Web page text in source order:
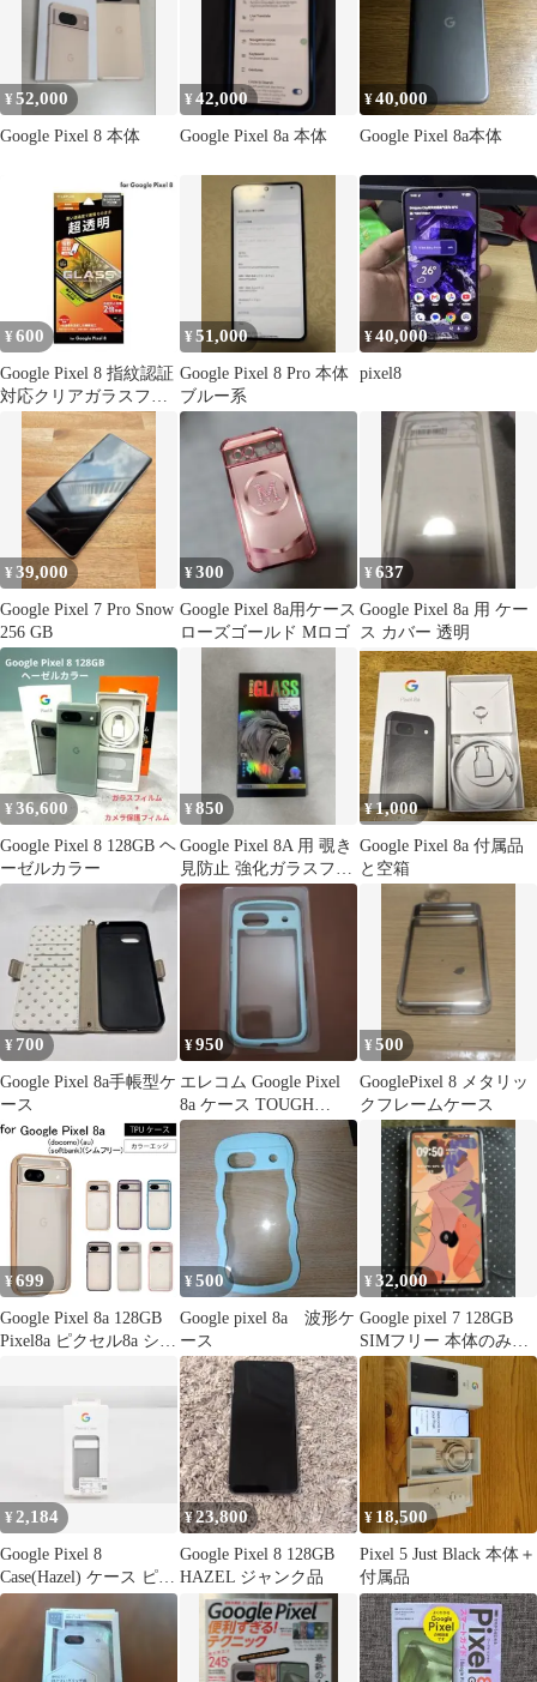
¥52,000
Google Pixel 8 本体
¥42,000
Google Pixel 8a 本体
¥40,000
Google Pixel 8a本体
¥ 600
Google Pixel 8 指紋認証
対応クリアガラスフィ
ルム・黒フレーム付き
¥51,000
Google Pixel 8 Pro 本体
ブルー系
¥40,000
pixel8
¥39,000
Google Pixel 7 Pro Snow
256 GB
¥300
Google Pixel 8a用ケース
ローズゴールド Mロゴ
¥637
Google Pixel 8a 用 ケー
ス カバー 透明
¥36,600
Google Pixel 8 128GB ヘ
ーゼルカラー
¥850
Google Pixel 8A 用 覗き
見防止 強化ガラスフィ
ルム 郵便特別価格
¥1,000
Google Pixel 8a 付属品
と空箱
¥ 700
Google Pixel 8a手帳型ケ
ース
¥950
エレコム Google Pixel
8a ケース TOUGH
SLIM
¥500
GooglePixel 8 メタリッ
クフレームケース
¥699
Google Pixel 8a 128GB
Pixel8a ピクセル8a シン
撃吸収 ケース カバー
保護ケース 保護カバー
TPU クリアケース スマ
¥500
Google pixel 8a 波形ケ
ース
¥32,000
Google pixel 7 128GB
SIMフリー 本体のみ
残債なし
¥2,184
Google Pixel 8
Case(Hazel) ケース ピク
セル /360
¥23,800
Google Pixel 8 128GB
HAZEL ジャンク品
¥ 18,500
Pixel 5 Just Black 本体＋
付属品